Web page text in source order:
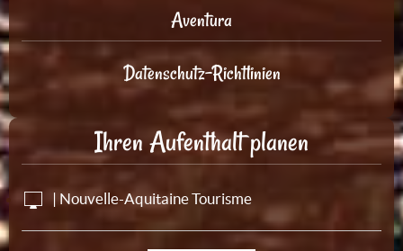
Aventura
Datenschutz-Richtlinien
Ihren Aufenthalt planen
| Nouvelle-Aquitaine Tourisme